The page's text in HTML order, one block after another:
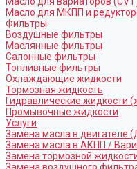
Масло для МКПП и
Фильтры
Воздушные фильтры
Маслянные фильтры
Салонные фильтры
Топливные фильтры
Охлаждающие жидкости
Тормозная жидкость
Гидравлические жидкости
Промывочные жидкости
Услуги
Замена масла в двигателе
Замена масла в АКПП /
Замена тормозной